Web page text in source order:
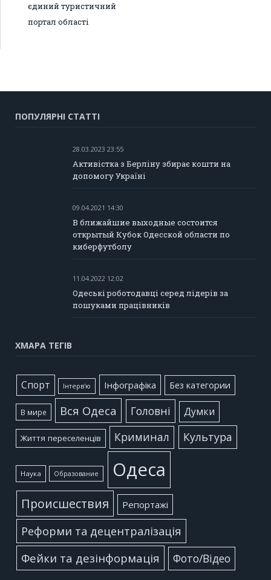
єдиний туристичний
портал області
ПОПУЛЯРНІ СТАТТІ
28.03.2023 23:55
Активістка з Берліну збирає кошти на
допомогу Україні
09.04.2021 14:30
В ближайшие выходные состоится
открытый Кубок Одесской области по
киберфутболу
11.04.2022 12:02
Одеські роботодавці серед лідерів за
пошуками працівників
ХМАРА ТЕГІВ
Cпорт Інтерв'ю Інфографіка Без категории
В мире Вся Одеса Головні Думки
Життя переселенців Криминал Культура
Наука Образование Одеса
Происшествия Репортажі
Реформи та децентралізація
Фейки та дезінформація
Фото/Відео